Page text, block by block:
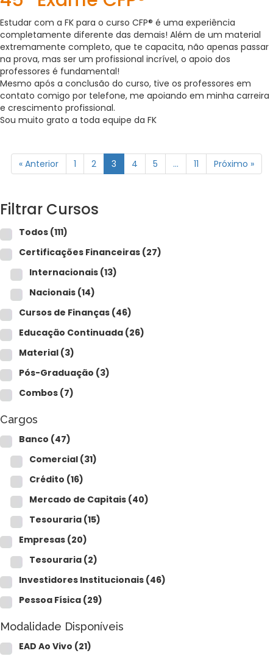
Estudar com a FK para o curso CFP® é uma experiência
completamente diferente das demais! Além de um material
extremamente completo, que te capacita, não apenas passar
na prova, mas ser um profissional incrível, o apoio dos
professores é fundamental!
Mesmo após a conclusão do curso, tive os professores em
contato comigo por telefone, me apoiando em minha carreira
e crescimento profissional.
Sou muito grato a toda equipe da FK
« Anterior 1 2 3 4 5 … 11 Próximo »
Filtrar Cursos
Todos (111)
Certificações Financeiras (27)
Internacionais (13)
Nacionais (14)
Cursos de Finanças (46)
Educação Continuada (26)
Material (3)
Pós-Graduação (3)
Combos (7)
Cargos
Banco (47)
Comercial (31)
Crédito (16)
Mercado de Capitais (40)
Tesouraria (15)
Empresas (20)
Tesouraria (2)
Investidores Institucionais (46)
Pessoa Física (29)
Modalidade Disponíveis
EAD Ao Vivo (21)